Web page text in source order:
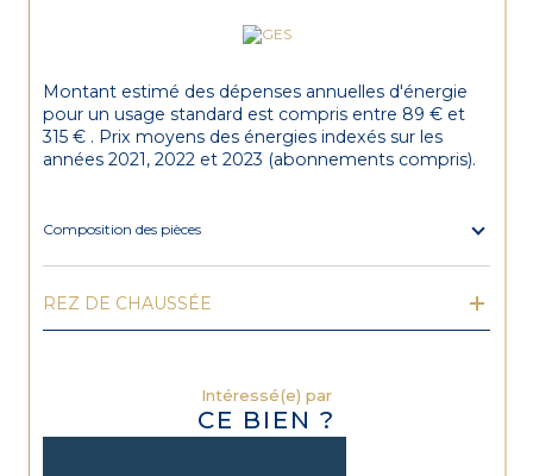
Montant estimé des dépenses annuelles d'énergie
pour un usage standard est compris entre 89 € et
315 € . Prix moyens des énergies indexés sur les
années 2021, 2022 et 2023 (abonnements compris).
Composition des pièces
REZ DE CHAUSSÉE
Intéressé(e) par
CE BIEN ?